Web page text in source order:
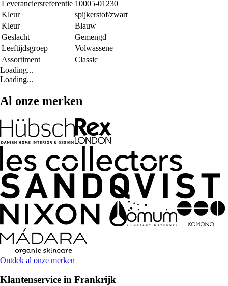
Leveranciersreferentie 10005-01230
Kleur
spijkerstof/zwart
Kleur
Blauw
Geslacht
Gemengd
Leeftijdsgroep
Volwassene
Assortiment
Classic
Loading...
Loading...
Al onze merken
Ontdek al onze merken
Klantenservice in Frankrijk